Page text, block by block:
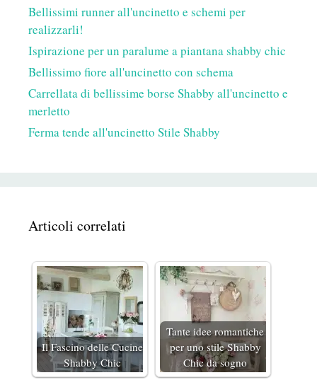
Bellissimi runner all'uncinetto e schemi per
realizzarli!
Ispirazione per un paralume a piantana shabby chic
Bellissimo fiore all'uncinetto con schema
Carrellata di bellissime borse Shabby all'uncinetto e
merletto
Ferma tende all'uncinetto Stile Shabby
Articoli correlati
Il Fascino delle Cucine
Shabby Chic
Tante idee romantiche
per uno stile Shabby
Chic da sogno